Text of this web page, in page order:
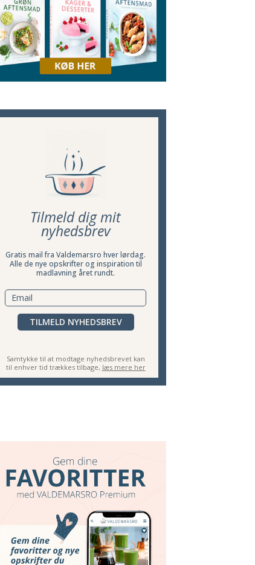
Tilmeld dig mit
nyhedsbrev
Gratis mail fra Valdemarsro hver lørdag.
Alle de nye opskrifter og inspiration til
madlavning året rundt.
TILMELD NYHEDSBREV
Samtykke til at modtage nyhedsbrevet kan
til enhver tid trækkes tilbage, læs mere her